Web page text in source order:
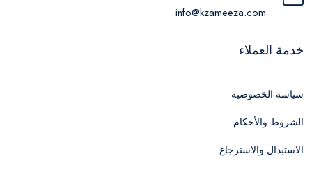
info@kzameeza.com
خدمة العملاء
سياسة الخصوصية
الشروط والأحكام
الاستبدال والاسترجاع